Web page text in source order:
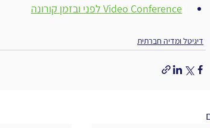
Video Conference לפני ובזמן קורונה
דיגיטל ומדיה חברתית